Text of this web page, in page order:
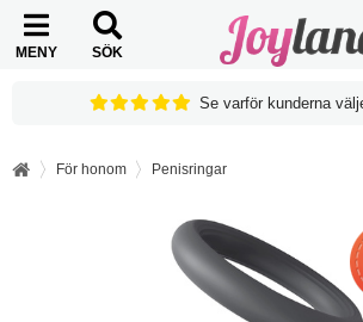
MENY SÖK
Se varför kunderna
För honom Penisringar